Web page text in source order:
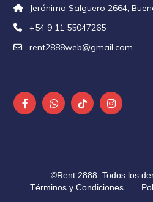
Jerónimo Salguero 2664,
+54 9 11 55047265
rent2888web@gmail.com
©Rent 2888. Todos los
Términos y Condiciones